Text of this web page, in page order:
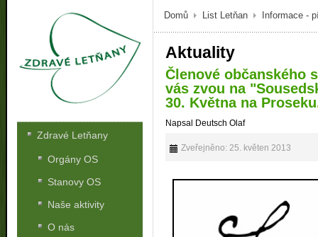
Domů List Letňan Informace -
Aktuality
Členové občanského
vás zvou na
30. Května na
Napsal Deutsch Olaf
Zveřejněno: 25. květen 2013
Zdravé Letňany
Orgány OS
Stanovy OS
Naše aktivity
O nás